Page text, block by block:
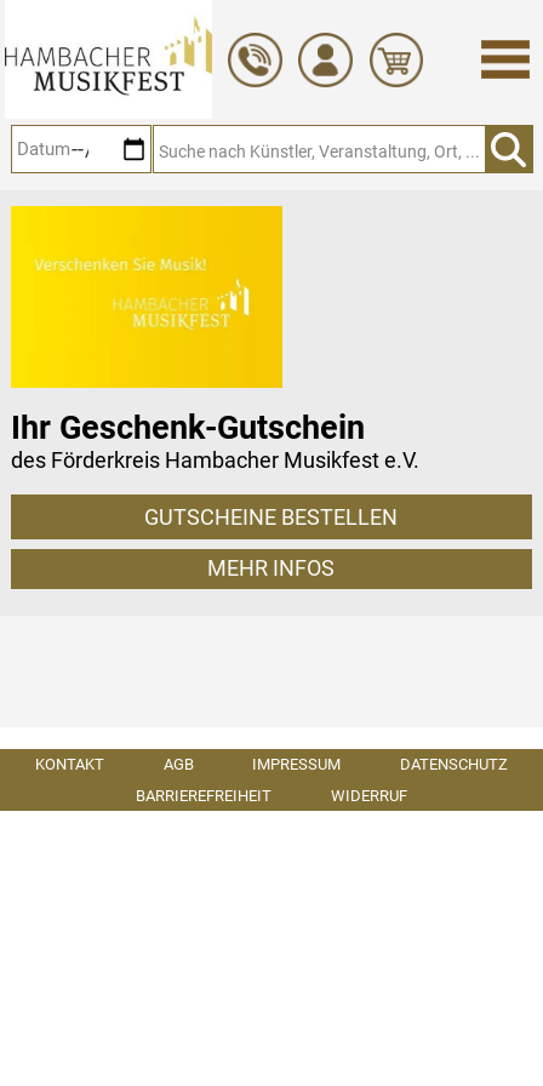
Hauptinhalt
springen
Ihr Geschenk-Gutschein
des Förderkreis Hambacher Musikfest e.V.
GUTSCHEINE BESTELLEN
MEHR INFOS
KONTAKT AGB IMPRESSUM
DATENSCHUTZ
BARRIEREFREIHEIT
WIDERRUF